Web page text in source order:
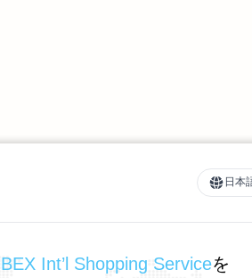
日本
BEX Int’l Shopping Serviceを